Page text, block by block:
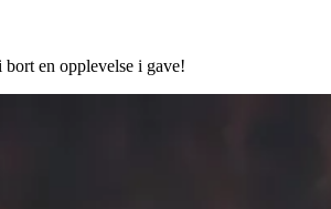
en opplevelse i gave!